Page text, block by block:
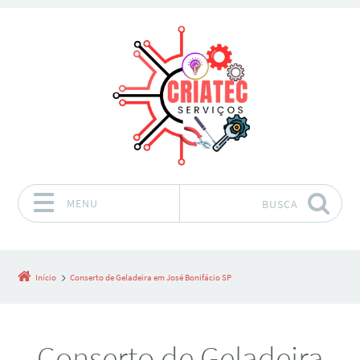
MENU BUSCA
Início Conserto de Geladeira em José Bonifácio SP